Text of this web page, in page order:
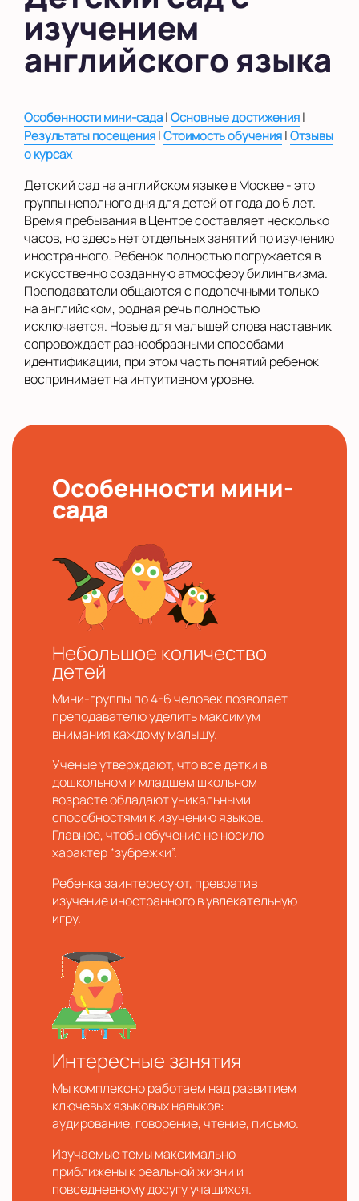
в Южном Бутово
во Внуково
на Домодедовской
в Московской
области
Показать на карте
Выбрать другой город
изучением
английского языка
Особенности мини-сада|Основные достижения|
Результаты посещения|Стоимость обучения|Отзывы
о курсах
Детский сад на английском языке в Москве - это
группы неполного дня для детей от года до 6 лет.
Время пребывания в Центре составляет несколько
часов, но здесь нет отдельных занятий по изучению
иностранного. Ребенок полностью погружается в
искусственно созданную атмосферу билингвизма.
Преподаватели общаются с подопечными только
на английском, родная речь полностью
исключается. Новые для малышей слова наставник
сопровождает разнообразными способами
идентификации, при этом часть понятий ребенок
воспринимает на интуитивном уровне.
Особенности мини-
сада
Небольшое количество
детей
Мини-группы по 4-6 человек позволяет
преподавателю уделить максимум
внимания каждому малышу.
Ученые утверждают, что все детки в
дошкольном и младшем школьном
возрасте обладают уникальными
способностями к изучению языков.
Главное, чтобы обучение не носило
характер “зубрежки”.
Ребенка заинтересуют, превратив
изучение иностранного в увлекательную
игру.
Интересные занятия
Мы комплексно работаем над развитием
ключевых языковых навыков:
аудирование, говорение, чтение, письмо.
Изучаемые темы максимально
приближены к реальной жизни и
повседневному досугу учащихся.